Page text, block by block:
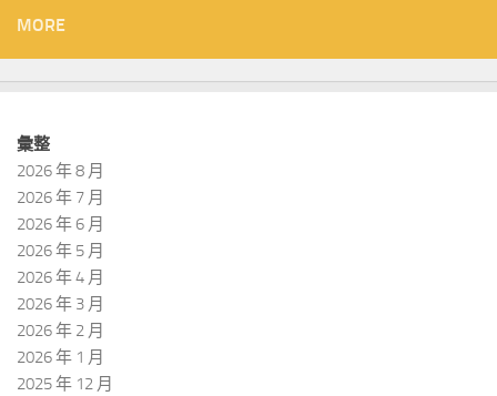
MORE
彙整
2026 年 8 月
2026 年 7 月
2026 年 6 月
2026 年 5 月
2026 年 4 月
2026 年 3 月
2026 年 2 月
2026 年 1 月
2025 年 12 月